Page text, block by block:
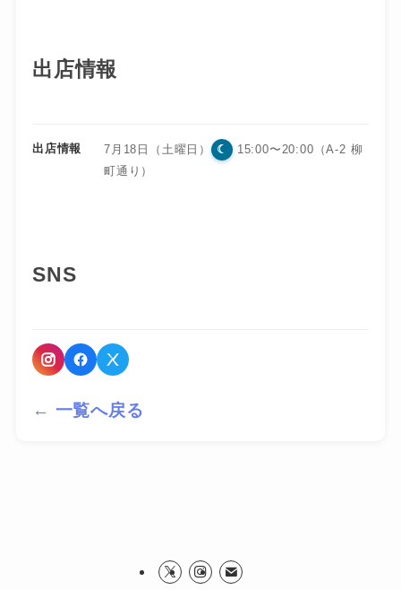
出店情報
出店情報 7月18日（土曜日） ☾
15:00〜20:00（A-2 柳
町通り）
SNS
← 一覧へ戻る